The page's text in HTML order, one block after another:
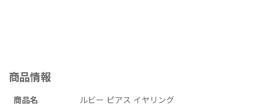
商品情報
商品名
ルビー ピアス イヤリング